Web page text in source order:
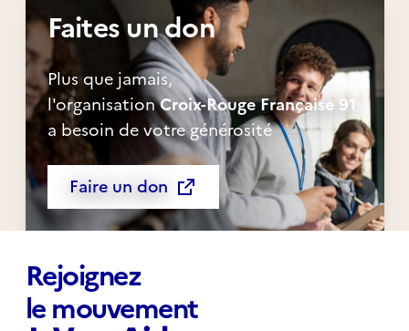
Faites un don
Plus que jamais,
l'organisationCroix-Rouge Française 91
a besoin de votre générosité
Faire un don
Rejoignez
le mouvement